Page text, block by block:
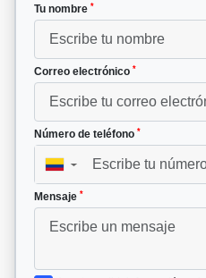
Tu nombre *
Correo electrónico *
Número de teléfono *
▼
Mensaje *